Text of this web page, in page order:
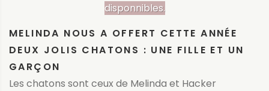
disponnibles.
MELINDA NOUS A OFFERT CETTE ANNÉE
DEUX JOLIS CHATONS : UNE FILLE ET UN
GARÇON
Les chatons sont ceux de Melinda et Hacker